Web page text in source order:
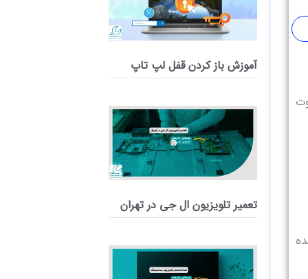
شده
آموزش باز کردن قفل لپ تاپ
تعمیر تلویزیون ال جی در تهران